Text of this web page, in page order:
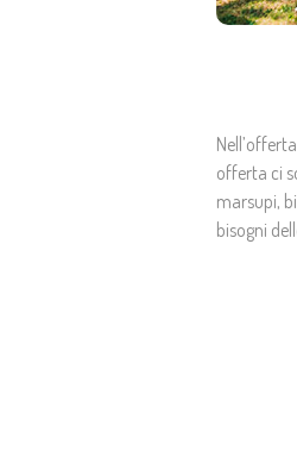
offerta ci
marsupi,
bisogni